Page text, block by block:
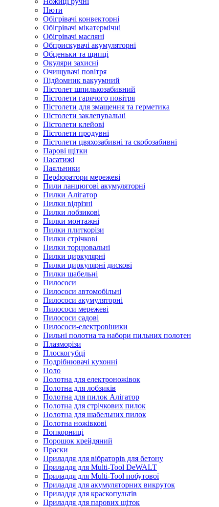
Нюти
Обігрівачі конвекторні
Обігрівачі мікатермічні
Обігрівачі масляні
Обприскувачі акумуляторні
Обценьки та щипці
Окуляри захисні
Очищувачі повітря
Підйомник вакуумний
Пістолет шпилькозабивний
Пістолети гарячого повітря
Пістолети для змащення та герметика
Пістолети заклепувальні
Пістолети клейові
Пістолети продувні
Пістолети цвяхозабивні та скобозабивні
Парові щітки
Пасатижі
Паяльники
Перфоратори мережеві
Пили ланцюгові акумуляторні
Пилки Алігатор
Пилки відрізні
Пилки лобзикові
Пилки монтажні
Пилки плиткорізи
Пилки стрічкові
Пилки торцювальні
Пилки циркулярні
Пилки циркулярні дискові
Пилки шабельні
Пилососи
Пилососи автомобільні
Пилососи акумуляторні
Пилососи мережеві
Пилососи садові
Пилососи-електровіники
Пильні полотна та набори пильних полотен
Плазморізи
Плоскогубці
Подрібнювачі кухонні
Поло
Полотна для електроножівок
Полотна для лобзиків
Полотна для пилок Алігатор
Полотна для стрічкових пилок
Полотна для шабельних пилок
Полотна ножівкові
Попкорниці
Порошок крейдяний
Праски
Приладдя для вібраторів для бетону
Приладдя для Multi-Tool DeWALT
Приладдя для Multi-Tool побутової
Приладдя для акумуляторних викруток
Приладдя для краскопультів
Приладдя для парових щіток